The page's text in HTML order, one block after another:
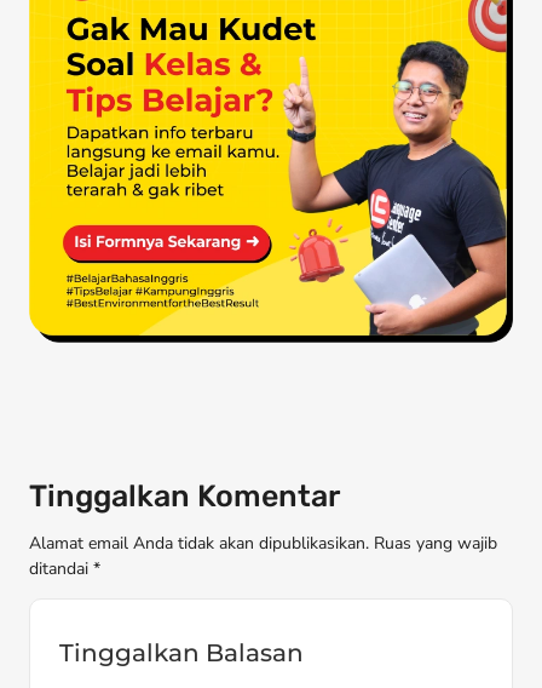
Tinggalkan Komentar
Alamat email Anda tidak akan dipublikasikan. Ruas yang wajib
ditandai *
Tinggalkan Balasan